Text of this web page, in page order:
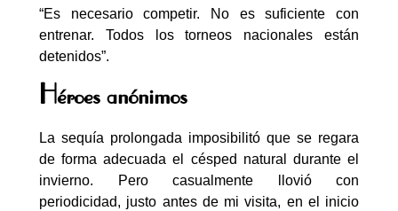
“Es necesario competir. No es suficiente con
entrenar. Todos los torneos nacionales están
detenidos”.
Héroes anónimos
La sequía prolongada imposibilitó que se regara
de forma adecuada el césped natural durante el
invierno. Pero casualmente llovió con
periodicidad, justo antes de mi visita, en el inicio